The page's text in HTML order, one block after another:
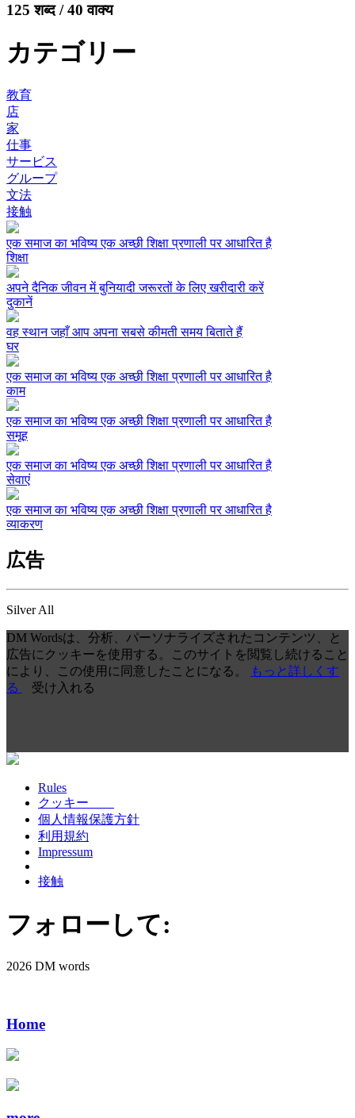
125 शब्द / 40 वाक्य
カテゴリー
教育
店
家
仕事
サービス
グループ
文法
接触
एक समाज का भविष्य एक अच्छी शिक्षा प्रणाली पर आधारित है
शिक्षा
अपने दैनिक जीवन में बुनियादी जरूरतों के लिए खरीदारी करें
दुकानें
वह स्थान जहाँ आप अपना सबसे कीमती समय बिताते हैं
घर
एक समाज का भविष्य एक अच्छी शिक्षा प्रणाली पर आधारित है
काम
एक समाज का भविष्य एक अच्छी शिक्षा प्रणाली पर आधारित है
समूह
एक समाज का भविष्य एक अच्छी शिक्षा प्रणाली पर आधारित है
सेवाएं
एक समाज का भविष्य एक अच्छी शिक्षा प्रणाली पर आधारित है
व्याकरण
広告
Silver All
DM Wordsは、分析、パーソナライズされたコンテンツ、と
広告にクッキーを使用する。このサイトを閲覧し続けること
により、この使用に同意したことになる。
もっと詳しくす
る
受け入れる
Rules
クッキー
個人情報保護方針
利用規約
Impressum
接触
フォローして:
2026 DM words
Home